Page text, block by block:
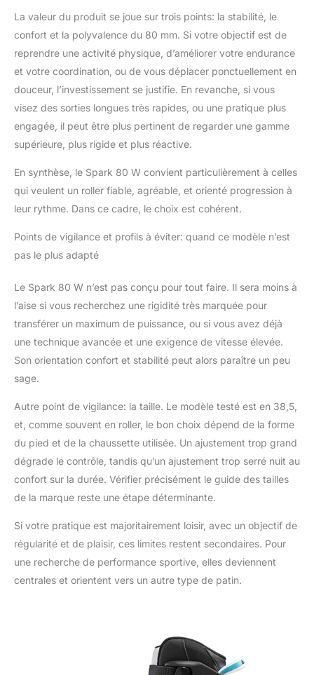
La valeur du produit se joue sur trois points: la stabilité, le
confort et la polyvalence du 80 mm. Si votre objectif est de
reprendre une activité physique, d’améliorer votre endurance
et votre coordination, ou de vous déplacer ponctuellement en
douceur, l’investissement se justifie. En revanche, si vous
visez des sorties longues très rapides, ou une pratique plus
engagée, il peut être plus pertinent de regarder une gamme
supérieure, plus rigide et plus réactive.
En synthèse, le Spark 80 W convient particulièrement à celles
qui veulent un roller fiable, agréable, et orienté progression à
leur rythme. Dans ce cadre, le choix est cohérent.
Points de vigilance et profils à éviter: quand ce modèle n’est
pas le plus adapté
Le Spark 80 W n’est pas conçu pour tout faire. Il sera moins à
l’aise si vous recherchez une rigidité très marquée pour
transférer un maximum de puissance, ou si vous avez déjà
une technique avancée et une exigence de vitesse élevée.
Son orientation confort et stabilité peut alors paraître un peu
sage.
Autre point de vigilance: la taille. Le modèle testé est en 38,5,
et, comme souvent en roller, le bon choix dépend de la forme
du pied et de la chaussette utilisée. Un ajustement trop grand
dégrade le contrôle, tandis qu’un ajustement trop serré nuit au
confort sur la durée. Vérifier précisément le guide des tailles
de la marque reste une étape déterminante.
Si votre pratique est majoritairement loisir, avec un objectif de
régularité et de plaisir, ces limites restent secondaires. Pour
une recherche de performance sportive, elles deviennent
centrales et orientent vers un autre type de patin.